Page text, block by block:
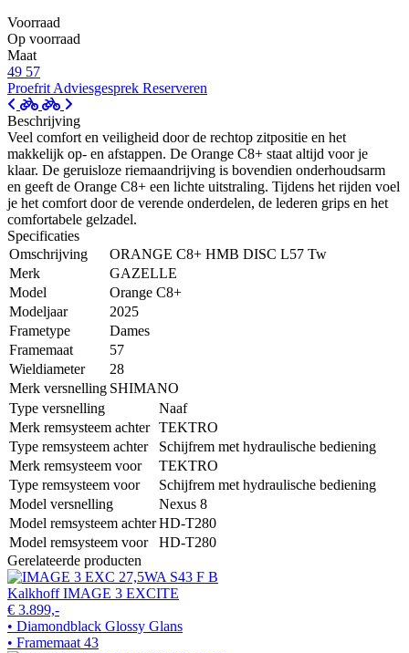
Voorraad
Op voorraad
Maat
49 57
Proefrit Adviesgesprek Reserveren
Beschrijving
Veel comfort en veiligheid door de rechtop zitpositie en het
makkelijk op- en afstappen. De Orange C8+ staat altijd voor je
klaar. De geruisloze riemaandrijving is bovendien onderhoudsarm
en geeft de Orange C8+ een lichte uitstraling. Tijdens het rijden voel
je het comfort door de verende onderdelen, de lederen grips en het
comfortabele gelzadel.
Specificaties
Omschrijving
ORANGE C8+ HMB DISC L57 Tw
Merk
GAZELLE
Model
Orange C8+
Modeljaar
2025
Frametype
Dames
Framemaat
57
Wieldiameter
28
Merk versnelling SHIMANO
Type versnelling
Naaf
Merk remsysteem achter TEKTRO
Type remsysteem achter
Schijfrem met hydraulische bediening
Merk remsysteem voor
TEKTRO
Type remsysteem voor
Schijfrem met hydraulische bediening
Model versnelling
Nexus 8
Model remsysteem achterHD-T280
Model remsysteem voor
HD-T280
Gerelateerde producten
Kalkhoff IMAGE 3 EXCITE
€ 3.899,-
• Diamondblack Glossy Glans
• Framemaat 43